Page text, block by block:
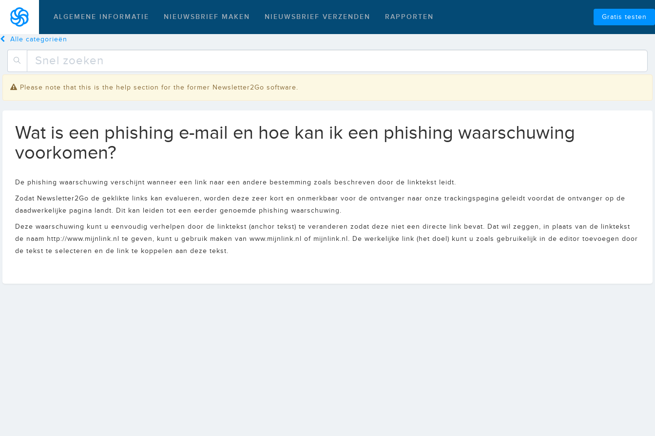
ALGEMENE INFORMATIE NIEUWSBRIEF MAKEN NIEUWSBRIEF VERZENDEN RAPPORTEN Gratis testen
Alle categorieën
Please note that this is the help section for the former Newsletter2Go software.
Wat is een phishing e-mail en hoe kan ik een phishing waarschuwing
voorkomen?
De phishing waarschuwing verschijnt wanneer een link naar een andere bestemming zoals beschreven door de linktekst leidt.
Zodat Newsletter2Go de geklikte links kan evalueren, worden deze zeer kort en onmerkbaar voor de ontvanger naar onze trackingspagina geleidt voordat de ontvanger op de
daadwerkelijke pagina landt. Dit kan leiden tot een eerder genoemde phishing waarschuwing.
Deze waarschuwing kunt u eenvoudig verhelpen door de linktekst (anchor tekst) te veranderen zodat deze niet een directe link bevat. Dat wil zeggen, in plaats van de linktekst
de naam http://www.mijnlink.nl te geven, kunt u gebruik maken van www.mijnlink.nl of mijnlink.nl. De werkelijke link (het doel) kunt u zoals gebruikelijk in de editor toevoegen door
de tekst te selecteren en de link te koppelen aan deze tekst.